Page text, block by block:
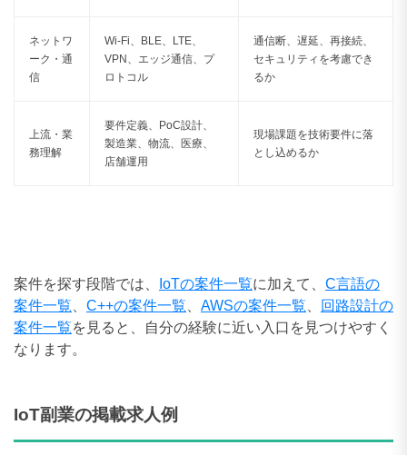
ネットワ
ーク・通
信
Wi-Fi、BLE、LTE、
VPN、エッジ通信、プ
ロトコル
通信断、遅延、再接続、
セキュリティを考慮でき
るか
上流・業
務理解
要件定義、PoC設計、
製造業、物流、医療、
店舗運用
現場課題を技術要件に落
とし込めるか
案件を探す段階では、 IoTの案件一覧に加えて、 C言語の
案件一覧
C++の案件一覧 AWSの案件一覧
回路設計の
案件一覧を見ると、自分の経験に近い入口を見つけやすく
なります。
IoT副業の掲載求人例